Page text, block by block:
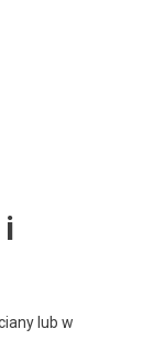
lub w